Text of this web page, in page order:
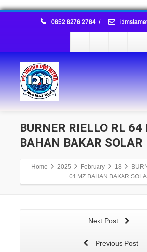
0852 8276 2784 /
BURNER RIELLO RL 64
BAHAN BAKAR SOLAR
Home 2025 February 18
64 MZ BAHAN BAKAR
Next Post
Previous Post